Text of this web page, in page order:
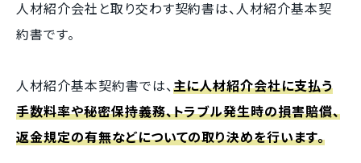
人材紹介会社と取り交わす契約書は、人材紹介基本契
約書です。
人材紹介基本契約書では、主に人材紹介会社に支払う
手数料率や秘密保持義務、トラブル発生時の損害賠償、
返金規定の有無などについての取り決めを行います。